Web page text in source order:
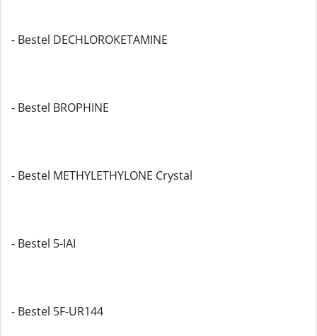
- Bestel DECHLOROKETAMINE
- Bestel BROPHINE
- Bestel METHYLETHYLONE Crystal
- Bestel 5-IAI
- Bestel 5F-UR144